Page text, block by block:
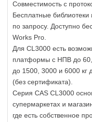
Совместимость с
Бесплатные
по запросу. Доступно
Works Pro.
Для CL3000 есть
платформы с НПВ до 60,
до 1500, 3000 и 6000 кг
(без сертификата).
Серия CAS CL3000
супермаркетах и
где есть собственное